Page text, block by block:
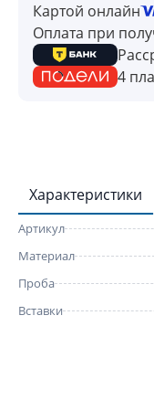
Картой онлайн
Оплата при
4
Характеристики
Артикул
Материал
Проба
Вставки